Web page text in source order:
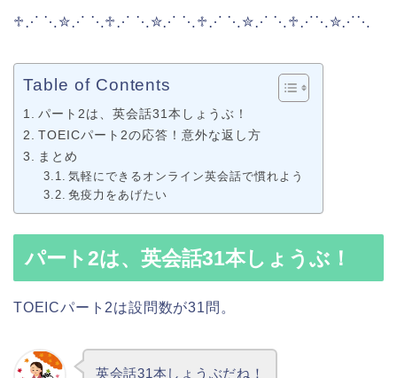
♱⋰ ⋱✮⋰ ⋱♱⋰ ⋱✮⋰ ⋱♱⋰ ⋱✮⋰ ⋱♱⋰⋱✮⋰⋱
Table of Contents
パート2は、英会話31本しょうぶ！
TOEICパート2の応答！意外な返し方
まとめ
気軽にできるオンライン英会話で慣れよう
免疫力をあげたい
パート2は、英会話31本しょうぶ！
TOEICパート2は設問数が31問。
英会話31本しょうぶだね！